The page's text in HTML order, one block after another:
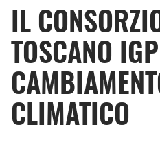
IL
TOSCANO
CLIMATICO